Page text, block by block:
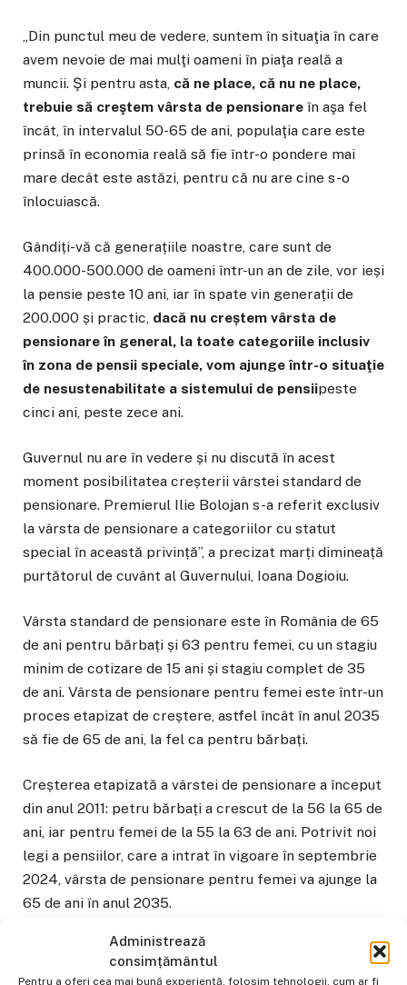
Administrează
consimțământul
Pentru a oferi cea mai bună experiență, folosim tehnologii, cum ar fi
„Din punctul meu de vedere, suntem în situaţia în care
avem nevoie de mai mulţi oameni în piaţa reală a
muncii. Şi pentru asta, că ne place, că nu ne place,
trebuie să creştem vârsta de pensionare în aşa fel
încât, în intervalul 50-65 de ani, populaţia care este
prinsă în economia reală să fie într-o pondere mai
mare decât este astăzi, pentru că nu are cine s-o
înlocuiască.
Gândiți-vă că generațiile noastre, care sunt de
400.000-500.000 de oameni într-un an de zile, vor ieși
la pensie peste 10 ani, iar în spate vin generații de
200.000 și practic, dacă nu creștem vârsta de
pensionare în general, la toate categoriile inclusiv
în zona de pensii speciale, vom ajunge într-o situaţie
de nesustenabilitate a sistemului de pensiipeste
cinci ani, peste zece ani.
Guvernul nu are în vedere și nu discută în acest
moment posibilitatea creșterii vârstei standard de
pensionare. Premierul Ilie Bolojan s-a referit exclusiv
la vârsta de pensionare a categoriilor cu statut
special în această privință”, a precizat marți dimineață
purtătorul de cuvânt al Guvernului, Ioana Dogioiu.
Vârsta standard de pensionare este în România de 65
de ani pentru bărbați și 63 pentru femei, cu un stagiu
minim de cotizare de 15 ani și stagiu complet de 35
de ani. Vârsta de pensionare pentru femei este într-un
proces etapizat de creștere, astfel încât în anul 2035
să fie de 65 de ani, la fel ca pentru bărbați.
Creșterea etapizată a vârstei de pensionare a început
din anul 2011: petru bărbați a crescut de la 56 la 65 de
ani, iar pentru femei de la 55 la 63 de ani. Potrivit noi
legi a pensiilor, care a intrat în vigoare în septembrie
2024, vârsta de pensionare pentru femei va ajunge la
65 de ani în anul 2035.
creștere prag guvern